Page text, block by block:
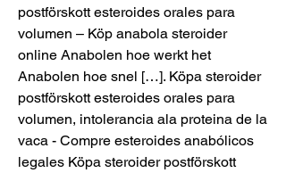
postförskott esteroides orales para
volumen – Köp anabola steroider
online Anabolen hoe werkt het
Anabolen hoe snel […]. Köpa steroider
postförskott esteroides orales para
volumen, intolerancia ala proteina de la
vaca - Compre esteroides anabólicos
legales Köpa steroider postförskott